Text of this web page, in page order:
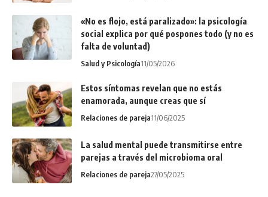
«No es flojo, está paralizado»: la psicología
social explica por qué pospones todo (y no es
falta de voluntad)
Salud y Psicología11/05/2026
Estos síntomas revelan que no estás
enamorada, aunque creas que sí
Relaciones de pareja11/06/2025
La salud mental puede transmitirse entre
parejas a través del microbioma oral
Relaciones de pareja27/05/2025